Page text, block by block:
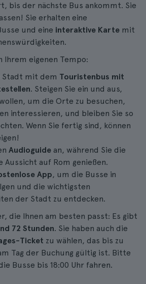
bis der nächste Bus ankommt. Sie
Sie erhalten eine
und eine interaktive Karte mit
Ihrem eigenen Tempo:
Stadt mit dem Touristenbus mit
. Steigen Sie ein und aus,
um die Orte zu besuchen,
interessieren, und bleiben Sie so
Wenn Sie fertig sind, können
Audioguide an, während Sie die
Aussicht auf Rom genießen.
App, um die Busse in
und die wichtigsten
der Stadt zu entdecken.
die Ihnen am besten passt: Es gibt
72 Stunden. Sie haben auch die
Ticket zu wählen, das bis zu
Tag der Buchung gültig ist. Bitte
Busse bis 18:00 Uhr fahren.